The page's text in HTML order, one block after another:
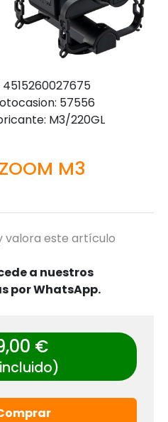
4515260027675
57556
M3/220GL
M3
valora este artículo
a nuestros
por WhatsApp.
€